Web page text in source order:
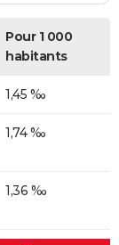
Pour 1 000
habitants
1,45 ‰
1,74 ‰
1,36 ‰